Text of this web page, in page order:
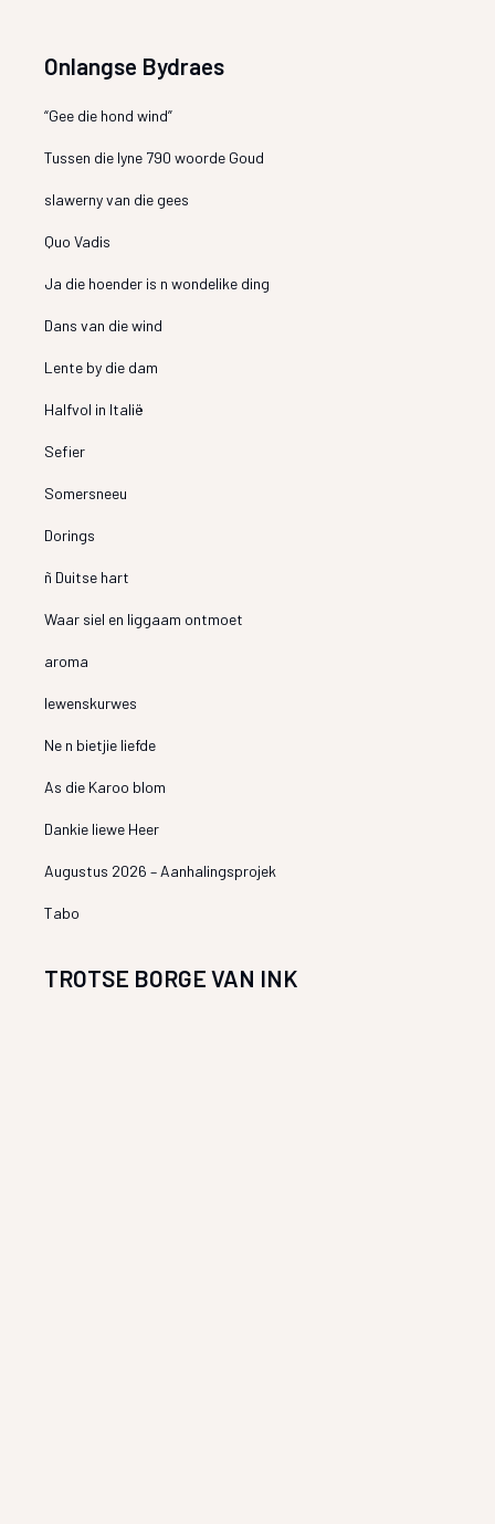
Onlangse Bydraes
“Gee die hond wind”
Tussen die lyne 790 woorde Goud
slawerny van die gees
Quo Vadis
Ja die hoender is n wondelike ding
Dans van die wind
Lente by die dam
Halfvol in Italië
Sefier
Somersneeu
Dorings
ñ Duitse hart
Waar siel en liggaam ontmoet
aroma
lewenskurwes
Ne n bietjie liefde
As die Karoo blom
Dankie liewe Heer
Augustus 2026 – Aanhalingsprojek
Tabo
TROTSE BORGE VAN INK